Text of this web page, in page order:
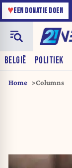
♥EEN DONATIE DOEN
BELGIË POLITIEK
Home Columns